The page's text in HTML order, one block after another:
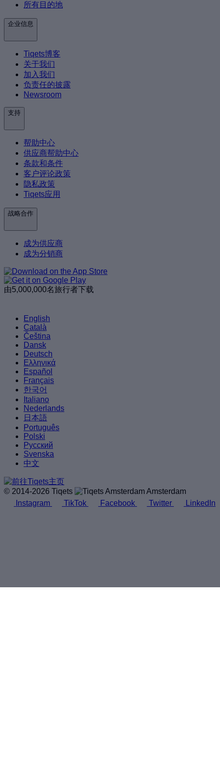
所有目的地
企业信息
Tiqets博客
关于我们
加入我们
负责任的披露
Newsroom
支持
帮助中心
供应商帮助中心
条款和条件
客户评论政策
隐私政策
Tiqets应用
战略合作
成为供应商
成为分销商
由5,000,000名旅行者下载
English
Català
Čeština
Dansk
Deutsch
Ελληνικά
Español
Français
한국어
Italiano
Nederlands
日本語
Português
Polski
Русский
Svenska
中文
© 2014-2026 Tiqets
Amsterdam
Instagram
TikTok Facebook Twitter LinkedIn